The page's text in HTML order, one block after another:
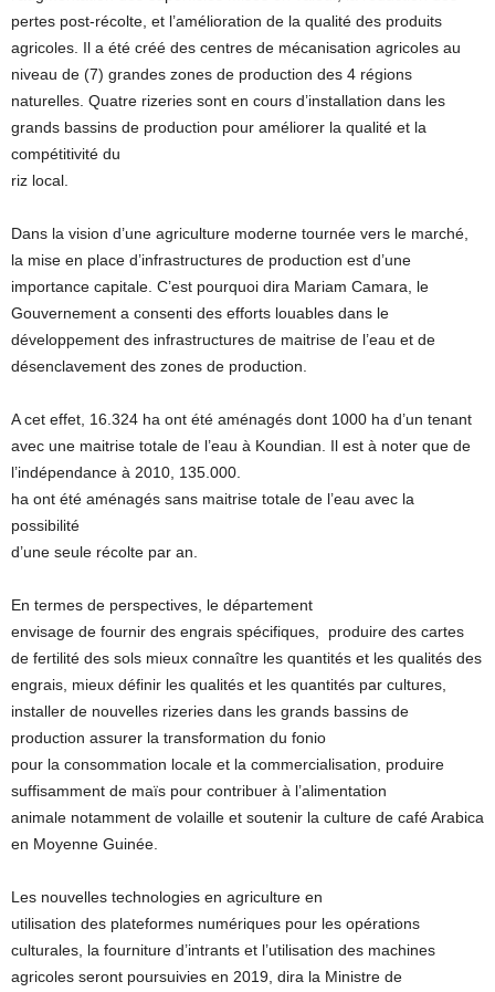
pertes post-récolte, et l’amélioration de la qualité des produits
agricoles. Il a été créé des centres de mécanisation agricoles au
niveau de (7) grandes zones de production des 4 régions
naturelles. Quatre rizeries sont en cours d’installation dans les
grands bassins de production pour améliorer la qualité et la
compétitivité du
riz local.
Dans la vision d’une agriculture moderne tournée vers le marché,
la mise en place d’infrastructures de production est d’une
importance capitale. C’est pourquoi dira Mariam Camara, le
Gouvernement a consenti des efforts louables dans le
développement des infrastructures de maitrise de l’eau et de
désenclavement des zones de production.
A cet effet, 16.324 ha ont été aménagés dont 1000 ha d’un tenant
avec une maitrise totale de l’eau à Koundian. Il est à noter que de
l’indépendance à 2010, 135.000.
ha ont été aménagés sans maitrise totale de l’eau avec la
possibilité
d’une seule récolte par an.
En termes de perspectives, le département
envisage de fournir des engrais spécifiques, produire des cartes
de fertilité des sols mieux connaître les quantités et les qualités des
engrais, mieux définir les qualités et les quantités par cultures,
installer de nouvelles rizeries dans les grands bassins de
production assurer la transformation du fonio
pour la consommation locale et la commercialisation, produire
suffisamment de maïs pour contribuer à l’alimentation
animale notamment de volaille et soutenir la culture de café Arabica
en Moyenne Guinée.
Les nouvelles technologies en agriculture en
utilisation des plateformes numériques pour les opérations
culturales, la fourniture d’intrants et l’utilisation des machines
agricoles seront poursuivies en 2019, dira la Ministre de